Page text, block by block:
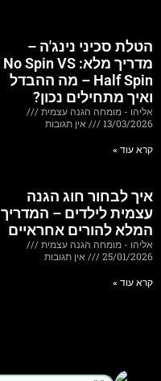
הטלת סכיני נינג'ה –
מדריך מלא: No Spin VS
Half Spin – מה ההבדל
ואיך מתחילים נכון?
אליהו - מומחה הגנה עצמית
13/03/2026
אין תגובות
קרא עוד »
איך לבחור חוג הגנה
עצמית לילדים – המדריך
המלא להורים אחראיים
אליהו - מומחה הגנה עצמית
25/01/2026
אין תגובות
קרא עוד »